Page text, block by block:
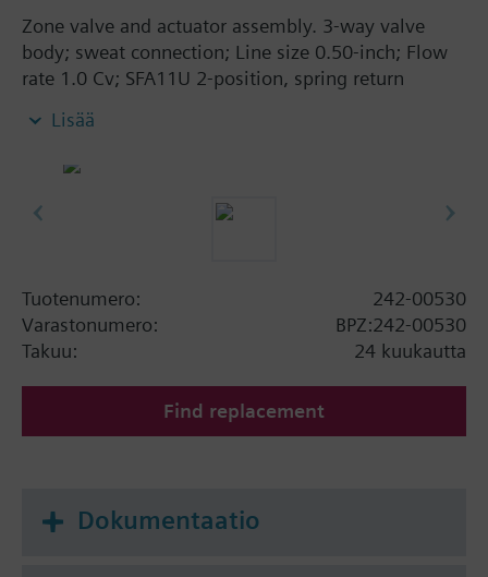
Zone valve and actuator assembly. 3-way valve
body; sweat connection; Line size 0.50-inch; Flow
rate 1.0 Cv; SFA11U 2-position, spring return
Lisää
Tuotenumero:
242-00530
Varastonumero:
BPZ:242-00530
Takuu:
24 kuukautta
Find replacement
Dokumentaatio